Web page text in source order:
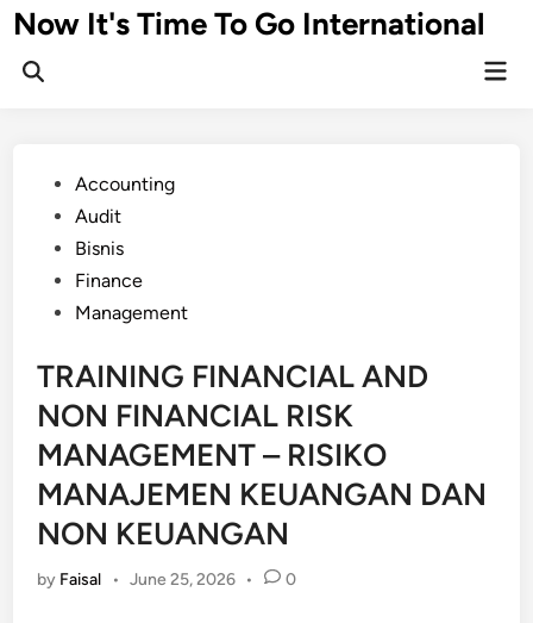
Skip
to
content
Now It's Time To Go International
PostedAccounting
Audit
Bisnis
Finance
Management
TRAINING FINANCIAL AND
NON FINANCIAL RISK
MANAGEMENT – RISIKO
MANAJEMEN KEUANGAN DAN
NON KEUANGAN
by Faisal • June 25, 2026 • 0